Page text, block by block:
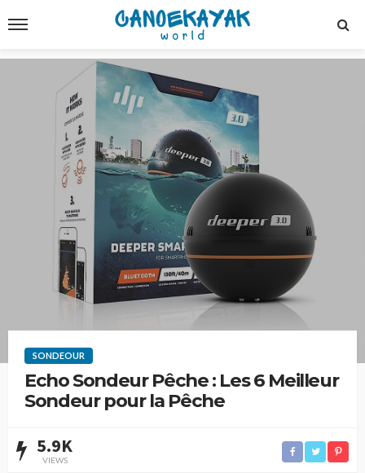
SONDEOUR
Echo Sondeur Pêche : Les 6 Meilleur
Sondeur pour la Pêche
5.9K
VIEWS